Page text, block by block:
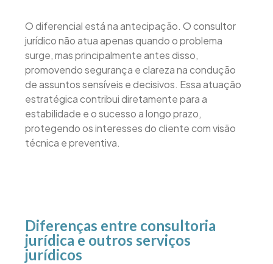
O diferencial está na antecipação. O consultor
jurídico não atua apenas quando o problema
surge, mas principalmente antes disso,
promovendo segurança e clareza na condução
de assuntos sensíveis e decisivos. Essa atuação
estratégica contribui diretamente para a
estabilidade e o sucesso a longo prazo,
protegendo os interesses do cliente com visão
técnica e preventiva.
Diferenças entre consultoria
jurídica e outros serviços
jurídicos